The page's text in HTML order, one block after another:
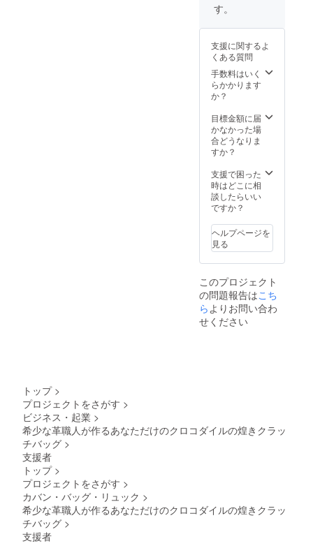
とがあ
す。 ・
重量
約400 g
・収
納
ンポ
ケット
×1、
カード
ト×6 ・
商品外
側：ク
ロコダ
ンター
取り/ 一
枚革 / 無
双仕立
ト加工
・商品
内側:牛
革 ・標
準的な
の
40%off
頂けま
す。(送
す。
支援に関するよ
くある質問
手数料はいく
らかかります
か？
目標金額に届
かなかった場
合どうなりま
すか？
支援で困った
時はどこに相
談したらいい
ですか？
ヘルプページを
見る
このプロジェクト
の問題報告はこち
ら よりお問い合わ
せください
トップ >
プロジェクトをさがす >
ビジネス・起業 >
希少な革職人が作るあなただけのクロコダイルの煌きクラッ
チバッグ >
支援者
トップ >
プロジェクトをさがす >
カバン・バッグ・リュック >
希少な革職人が作るあなただけのクロコダイルの煌きクラッ
チバッグ >
支援者